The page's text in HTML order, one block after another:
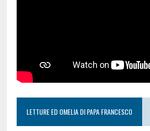
LETTURE ED OMELIA DI PAPA FRANCESCO